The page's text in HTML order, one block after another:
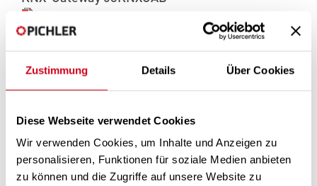
Zustimmung Details Über Cookies
Diese Webseite verwendet Cookies
Wir verwenden Cookies, um Inhalte und Anzeigen zu
personalisieren, Funktionen für soziale Medien anbieten
zu können und die Zugriffe auf unsere Website zu
Gateway.pdf(1,2 MB)
KNX-GATEWAY 08KNXGAC
08KNXGAC_Produkt- und Installationshinweis_Modbus_KNX
08KNXGAC_LS_ETS_Vorlage.zip(6,1 MB)
08KNXGAC_OJ_ETS_Vorlage.zip(6,1 MB)